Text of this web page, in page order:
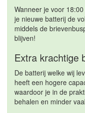
Wanneer je voor
je nieuwe batterij de
middels de
blijven!
Extra krachtige
De batterij welke wij
heeft een hogere
waardoor je in de
behalen en minder